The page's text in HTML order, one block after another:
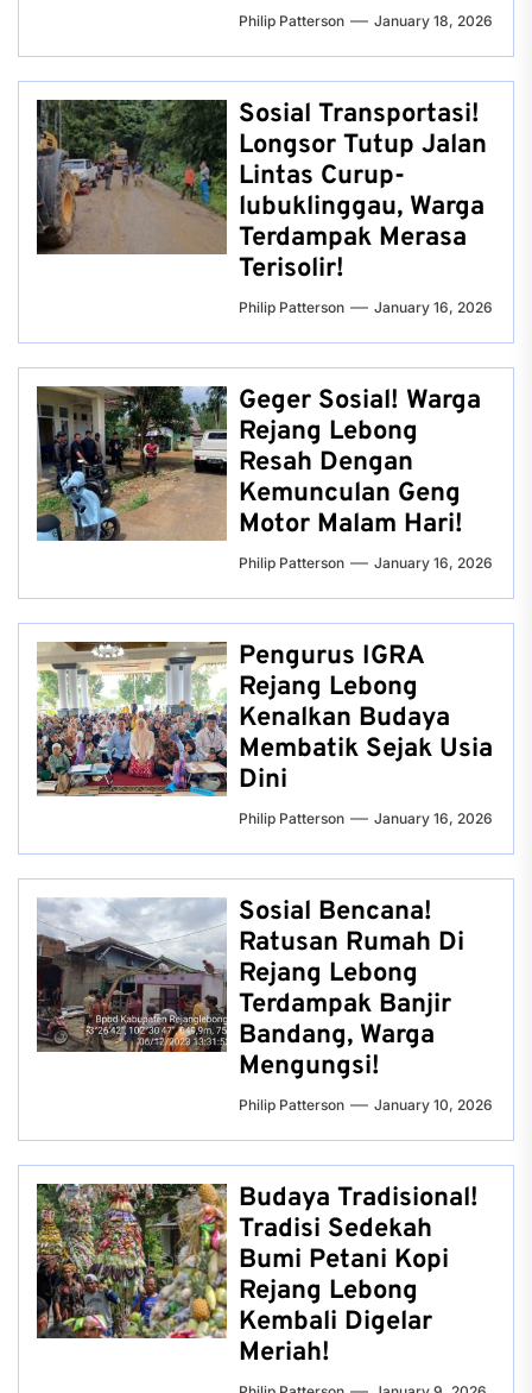
Philip Patterson January 18, 2026
Sosial Transportasi!
Longsor Tutup Jalan
Lintas Curup-
lubuklinggau, Warga
Terdampak Merasa
Terisolir!
Philip Patterson January 16, 2026
Geger Sosial! Warga
Rejang Lebong
Resah Dengan
Kemunculan Geng
Motor Malam Hari!
Philip Patterson January 16, 2026
Pengurus IGRA
Rejang Lebong
Kenalkan Budaya
Membatik Sejak Usia
Dini
Philip Patterson January 16, 2026
Sosial Bencana!
Ratusan Rumah Di
Rejang Lebong
Terdampak Banjir
Bandang, Warga
Mengungsi!
Philip Patterson January 10, 2026
Budaya Tradisional!
Tradisi Sedekah
Bumi Petani Kopi
Rejang Lebong
Kembali Digelar
Meriah!